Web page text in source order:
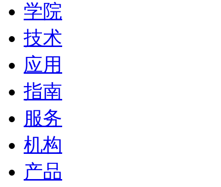
学院
技术
应用
指南
服务
机构
产品